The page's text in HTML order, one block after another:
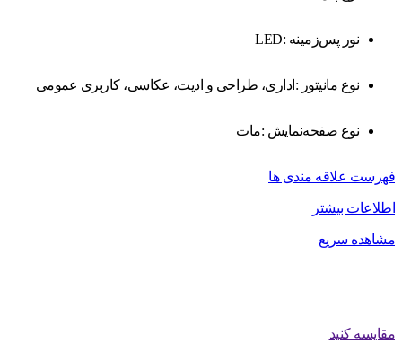
نور پس‌زمینه :LED
نوع مانیتور :اداری، طراحی و ادیت، عکاسی، کاربری عمومی
نوع صفحه‌نمایش :مات
فهرست علاقه مندی ها
اطلاعات بیشتر
مشاهده سریع
مقایسه کنید